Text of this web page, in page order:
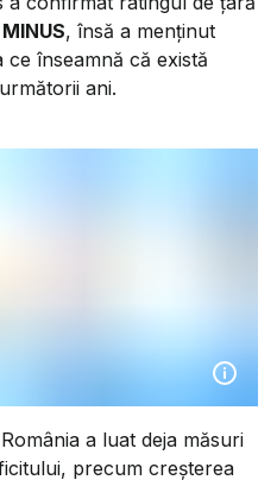
, însă a menținut
ce înseamnă că există
ani.
a luat deja măsuri
precum creșterea